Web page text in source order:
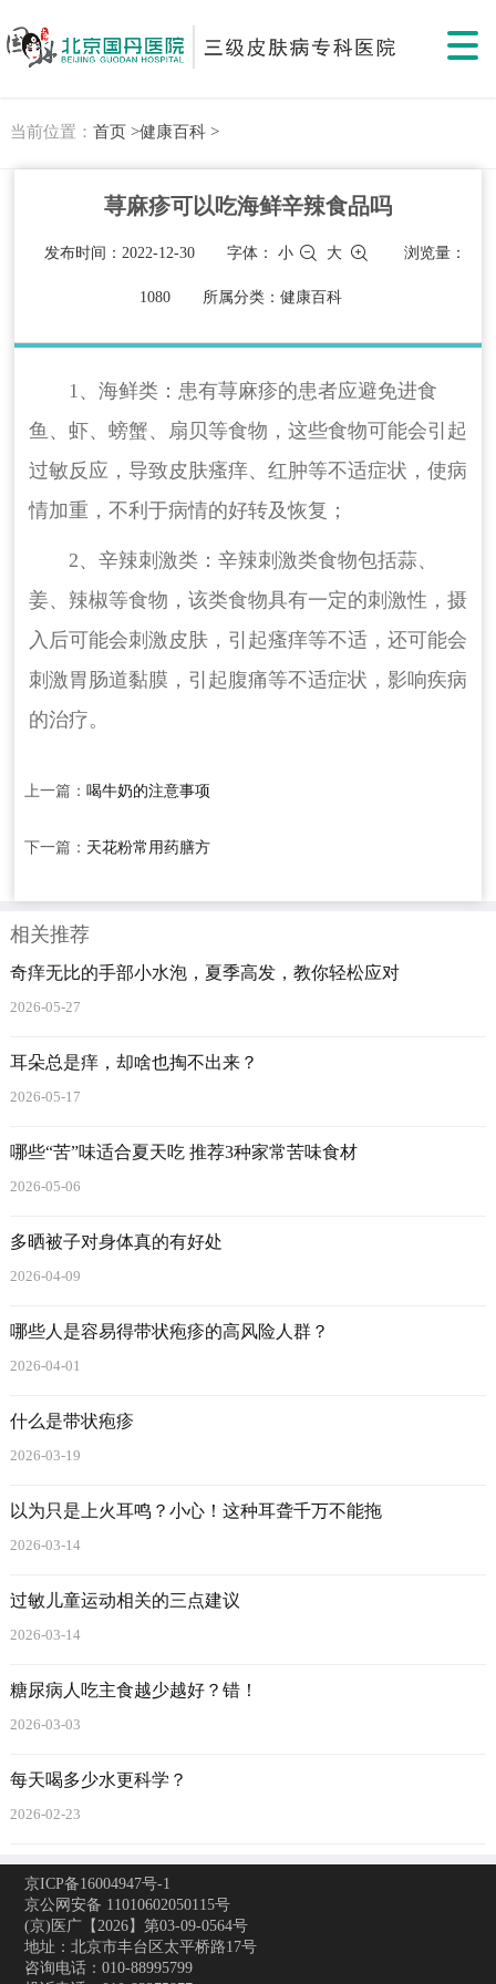
当前位置： 首页 >健康百科 >
荨麻疹可以吃海鲜辛辣食品吗
发布时间：2022-12-30 字体：小 大 浏览量：
1080 所属分类：健康百科
1、海鲜类：患有荨麻疹的患者应避免进食
鱼、虾、螃蟹、扇贝等食物，这些食物可能会引起
过敏反应，导致皮肤瘙痒、红肿等不适症状，使病
情加重，不利于病情的好转及恢复；
2、辛辣刺激类：辛辣刺激类食物包括蒜、
姜、辣椒等食物，该类食物具有一定的刺激性，摄
入后可能会刺激皮肤，引起瘙痒等不适，还可能会
刺激胃肠道黏膜，引起腹痛等不适症状，影响疾病
的治疗。
上一篇： 喝牛奶的注意事项
下一篇： 天花粉常用药膳方
相关推荐
奇痒无比的手部小水泡，夏季高发，教你轻松应对
2026-05-27
耳朵总是痒，却啥也掏不出来？
2026-05-17
哪些“苦”味适合夏天吃 推荐3种家常苦味食材
2026-05-06
多晒被子对身体真的有好处
2026-04-09
哪些人是容易得带状疱疹的高风险人群？
2026-04-01
什么是带状疱疹
2026-03-19
以为只是上火耳鸣？小心！这种耳聋千万不能拖
2026-03-14
过敏儿童运动相关的三点建议
2026-03-14
糖尿病人吃主食越少越好？错！
2026-03-03
每天喝多少水更科学？
2026-02-23
京ICP备16004947号-1
京公网安备 11010602050115号
(京)医广【2026】第03-09-0564号
地址：北京市丰台区太平桥路17号
咨询电话：010-88995799